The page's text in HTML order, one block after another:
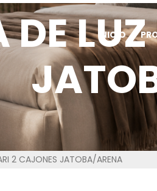
INICIO
DE
2 CAJONES JATOBA/ARENA